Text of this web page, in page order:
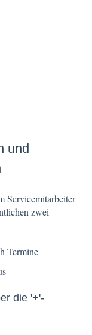
und
Servicemitarbeiter
zwei
Termine
die '+'-